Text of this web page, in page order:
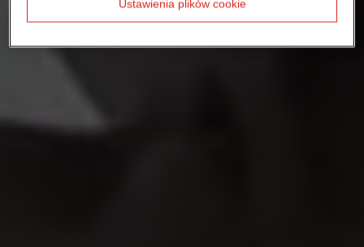
Ustawienia plików cookie